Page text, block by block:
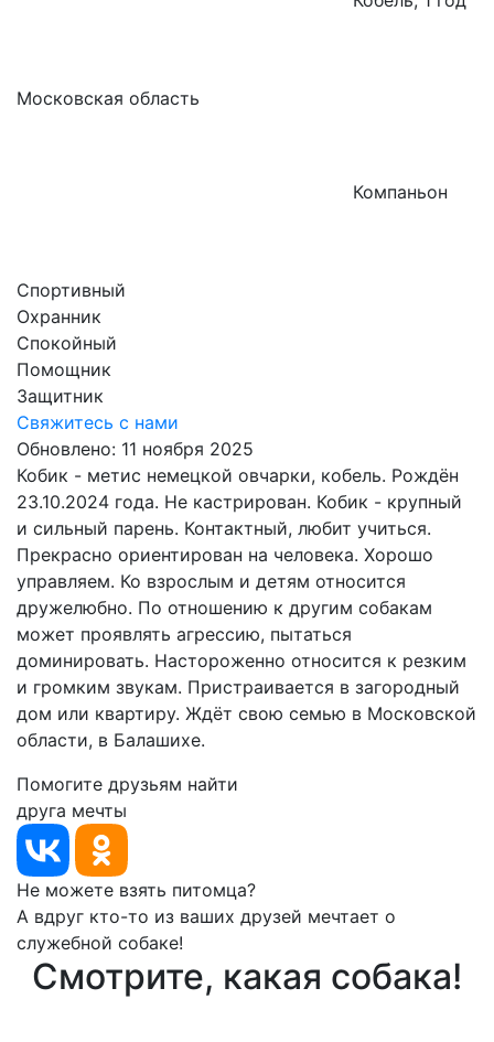
Московская область
Компаньон
Спортивный
Охранник
Спокойный
Помощник
Защитник
Свяжитесь с нами
Обновлено: 11 ноября 2025
Кобик - метис немецкой овчарки, кобель. Рождён
23.10.2024 года. Не кастрирован. Кобик - крупный
и сильный парень. Контактный, любит учиться.
Прекрасно ориентирован на человека. Хорошо
управляем. Ко взрослым и детям относится
дружелюбно. По отношению к другим собакам
может проявлять агрессию, пытаться
доминировать. Настороженно относится к резким
и громким звукам. Пристраивается в загородный
дом или квартиру. Ждёт свою семью в Московской
области, в Балашихе.
Помогите друзьям найти
друга мечты
Не можете взять питомца?
А вдруг кто-то из ваших друзей мечтает о
служебной собаке!
Смотрите, какая собака!